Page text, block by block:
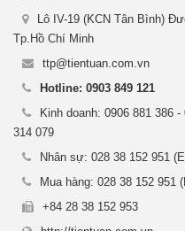
Lô IV-19 (KCN Tân Bình)
Tp.Hồ Chí Minh
ttp@tientuan.com.vn
Hotline: 0903 849 121
Kinh doanh: 0906 881 386
314 079
Nhân sự: 028 38 152 951
Mua hàng: 028 38 152 951
+84 28 38 152 953